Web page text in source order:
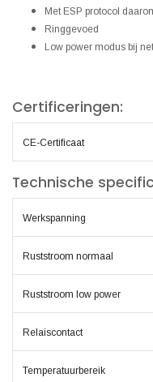
Met ESP protocol
Ringgevoed
Low power modus bij
Certificeringen:
CE-Certificaat
Technische
Werkspanning
Ruststroom normaal
Ruststroom low power
Relaiscontact
Temperatuurbereik